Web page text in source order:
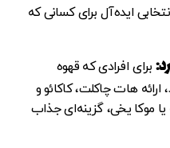
ایده‌آل برای کسانی که
: برای افرادی که قهوه
هات چاکلت، کاکائو و
موکا یخی، گزینه‌ای جذاب